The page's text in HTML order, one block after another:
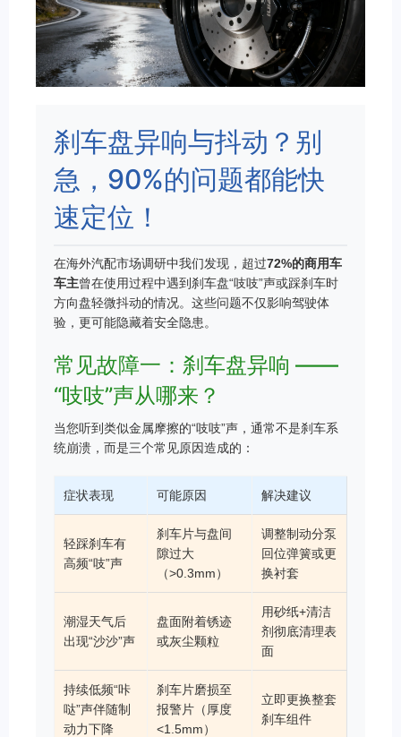
刹车盘异响与抖动？别
急，90%的问题都能快
速定位！
在海外汽配市场调研中我们发现，超过72%的商用车
车主曾在使用过程中遇到刹车盘“吱吱”声或踩刹车时
方向盘轻微抖动的情况。这些问题不仅影响驾驶体
验，更可能隐藏着安全隐患。
常见故障一：刹车盘异响 ——
“吱吱”声从哪来？
当您听到类似金属摩擦的“吱吱”声，通常不是刹车系
统崩溃，而是三个常见原因造成的：
症状表现 可能原因 解决建议
轻踩刹车有
高频“吱”声
刹车片与盘间
隙过大
（>0.3mm）
调整制动分泵
回位弹簧或更
换衬套
潮湿天气后
出现“沙沙”声
盘面附着锈迹
或灰尘颗粒
用砂纸+清洁
剂彻底清理表
面
持续低频“咔
哒”声伴随制
动力下降
刹车片磨损至
报警片（厚度
<1.5mm）
立即更换整套
刹车组件